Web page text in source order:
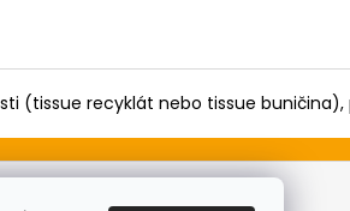
(tissue recyklát nebo tissue